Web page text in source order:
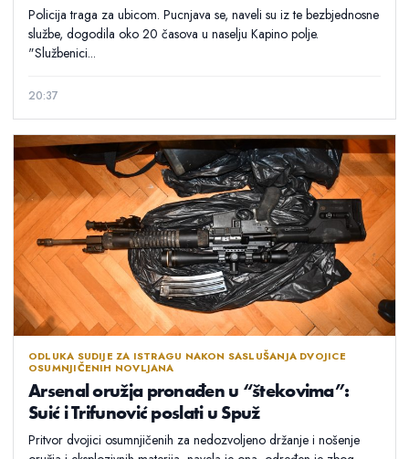
Policija traga za ubicom. Pucnjava se, naveli su iz te bezbjednosne
službe, dogodila oko 20 časova u naselju Kapino polje.
"Službenici...
20:37
ODLUKA SUDIJE ZA ISTRAGU NAKON SASLUŠANJA DVOJICE
OSUMNJIČENIH NOVLJANA
Arsenal oružja pronađen u “štekovima”:
Suić i Trifunović poslati u Spuž
Pritvor dvojici osumnjičenih za nedozvoljeno držanje i nošenje